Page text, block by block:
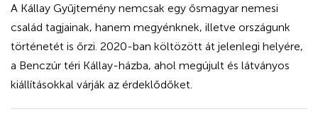
A Kállay Gyűjtemény nemcsak egy ősmagyar nemesi
család tagjainak, hanem megyénknek, illetve országunk
történetét is őrzi. 2020-ban költözött át jelenlegi helyére,
a Benczúr téri Kállay-házba, ahol megújult és látványos
kiállításokkal várják az érdeklődőket.